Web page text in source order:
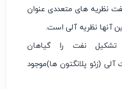
نظریه های متعددی عنوان
آنها نظریه آلی است.
تشکیل نفت راگیاهان
آلی(زئو پلانگتون ها)موجود